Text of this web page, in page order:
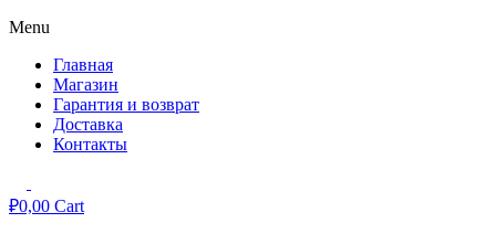
Menu
Главная
Магазин
Гарантия и возврат
Доставка
Контакты
₽0,00 Cart